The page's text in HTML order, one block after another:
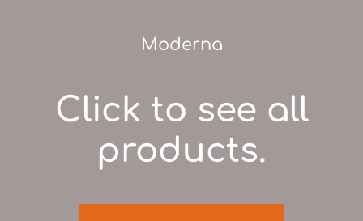
Moderna
Click to see all
products.